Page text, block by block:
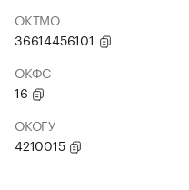
ОКТМО
36614456101
ОКФС
16
ОКОГУ
4210015